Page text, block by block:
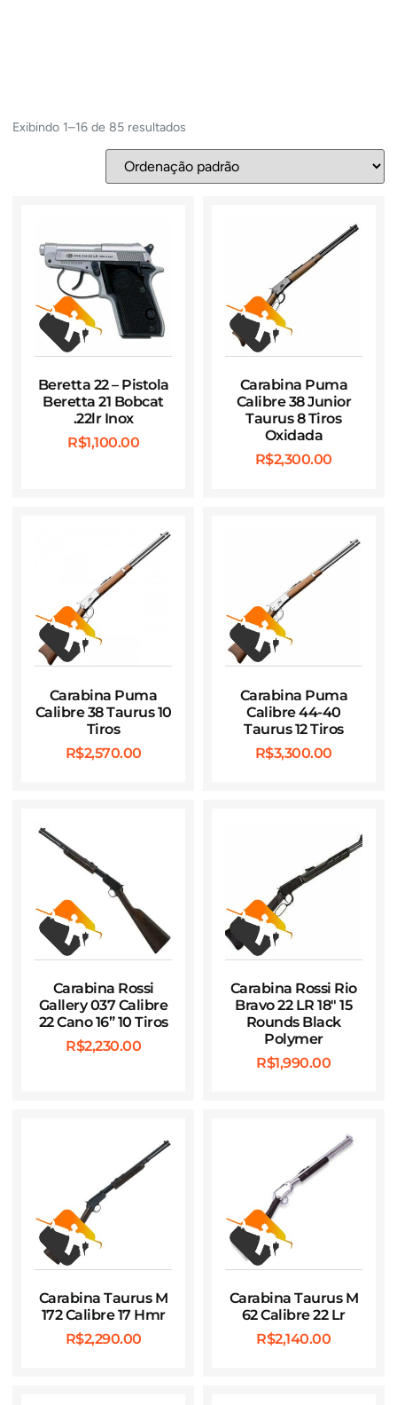
Exibindo 1–16 de 85 resultados
Beretta 22 – Pistola
Beretta 21 Bobcat
.22lr Inox
R$1,100.00
Carabina Puma
Calibre 38 Junior
Taurus 8 Tiros
Oxidada
R$2,300.00
Carabina Puma
Calibre 38 Taurus 10
Tiros
R$2,570.00
Carabina Puma
Calibre 44-40
Taurus 12 Tiros
R$3,300.00
Carabina Rossi
Gallery 037 Calibre
22 Cano 16” 10 Tiros
R$2,230.00
Carabina Rossi Rio
Bravo 22 LR 18″ 15
Rounds Black
Polymer
R$1,990.00
Carabina Taurus M
172 Calibre 17 Hmr
R$2,290.00
Carabina Taurus M
62 Calibre 22 Lr
R$2,140.00